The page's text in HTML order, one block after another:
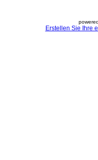
Erstellen Sie Ihre